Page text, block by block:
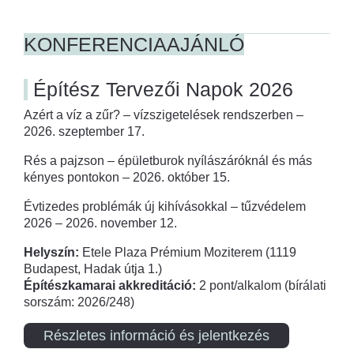
KONFERENCIAAJÁNLÓ
Építész Tervezői Napok 2026
Azért a víz a zűr? – vízszigetelések rendszerben –
2026. szeptember 17.
Rés a pajzson – épületburok nyílászáróknál és más
kényes pontokon – 2026. október 15.
Évtizedes problémák új kihívásokkal – tűzvédelem
2026 – 2026. november 12.
Helyszín: Etele Plaza Prémium Moziterem (1119
Budapest, Hadak útja 1.)
Építészkamarai akkreditáció: 2 pont/alkalom (bírálati
sorszám: 2026/248)
Részletes információ és jelentkezés